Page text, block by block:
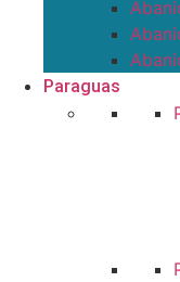
Paraguas